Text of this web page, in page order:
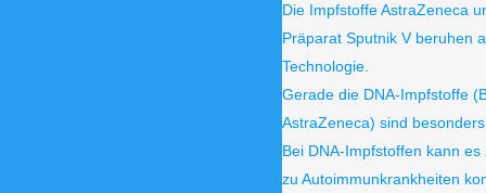
Die Impfstoffe AstraZeneca
Präparat Sputnik V beruhen
Technologie.
Gerade die DNA-Impfstoffe
AstraZeneca) sind
Bei DNA-Impfstoffen kann
zu Autoimmunkrankheiten